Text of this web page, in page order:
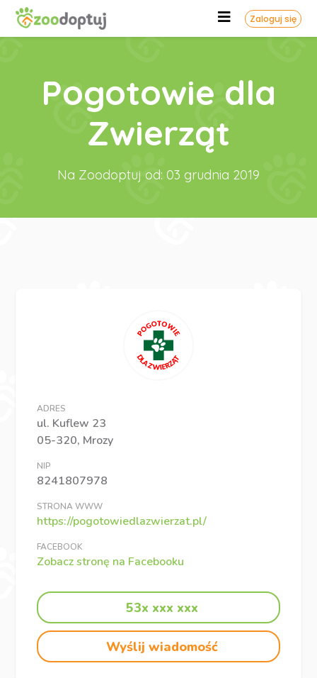
Zaloguj się
Pogotowie dla
Zwierząt
Na Zoodoptuj od: 03 grudnia 2019
ADRES
ul. Kuflew 23
05-320, Mrozy
NIP
8241807978
STRONA WWW
https://pogotowiedlazwierzat.pl/
FACEBOOK
Zobacz stronę na Facebooku
53x xxx xxx
Wyślij wiadomość